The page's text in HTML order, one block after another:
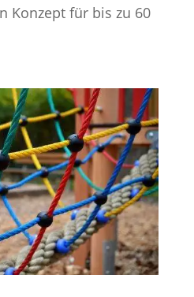
Konzept für bis zu 60